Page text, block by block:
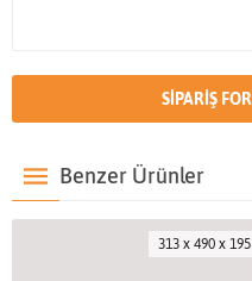
Benzer Ürünler
313 x 490 x 195